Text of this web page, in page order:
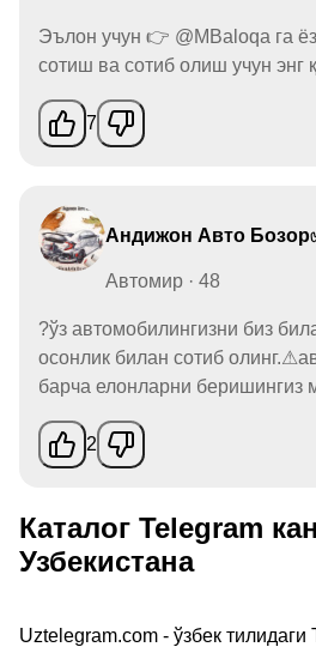
Эълон учун 👉 @MBaloqa га
сотиш ва сотиб олиш учун энг
7
Андижон Авто
Автомир · 48
?ўз автомобилингизни биз
осонлик билан сотиб
барча елонларни беришингиз
2
Каталог Telegram
Узбекистана
Uztelegram.com - ўзбек тилидаги